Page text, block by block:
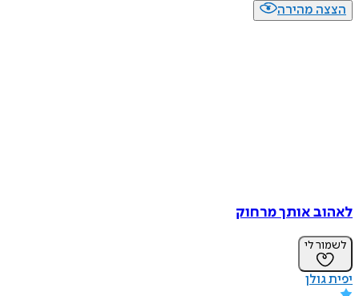
הצצה מהירה
לאהוב אותך מרחוק
לשמור לי
יפית גולן